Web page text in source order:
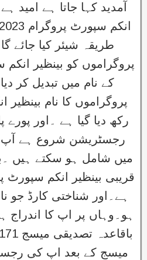
آمدید کہا جاتا ہے امید
طریقہ شیئر کیا جائے
کے نام میں تبدیل کر
پروگراموں کا نام
رکھ دیا گیا ہے ۔اور
رجسٹریشن شروع ہے آپ
میں شامل ہو سکتے ہیں
قریبی بینظیر انکم سپورٹ
ہے۔اور شناختی کارڈ جو
ہو۔وہاں پر اپ کا اندراج
میسج کے بعد اپ کی